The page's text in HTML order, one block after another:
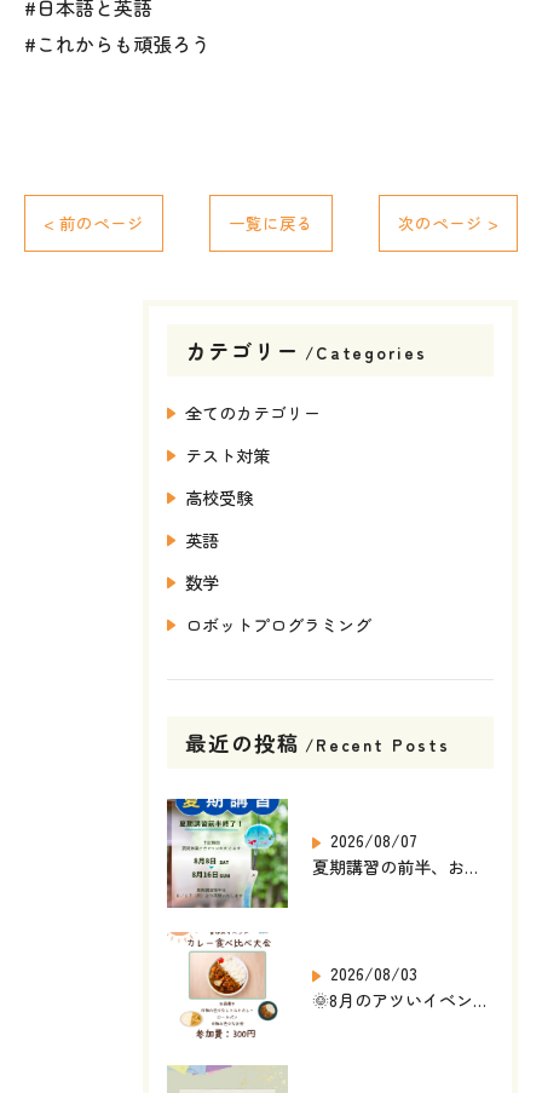
#日本語と英語
#これからも頑張ろう
< 前のページ 一覧に戻る 次のページ >
カテゴリー Categories
全てのカテゴリー
テスト対策
高校受験
英語
数学
ロボットプログラミング
最近の投稿 Recent Posts
2026/08/07
夏期講習の前半、お疲れさまでした🌻
2026/08/03
🌞8月のアツいイベント発表🎉